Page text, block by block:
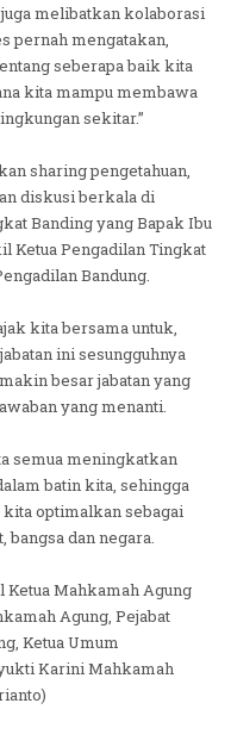
melibatkan kolaborasi
pernah mengatakan,
seberapa baik kita
kita mampu membawa
sekitar.”
sharing pengetahuan,
diskusi berkala di
Banding yang Bapak Ibu
Ketua Pengadilan Tingkat
Bandung.
kita bersama untuk,
ini sesungguhnya
besar jabatan yang
yang menanti.
semua meningkatkan
batin kita, sehingga
kita optimalkan sebagai
bangsa dan negara.
Mahkamah Agung
Agung, Pejabat
Ketua Umum
Karini Mahkamah